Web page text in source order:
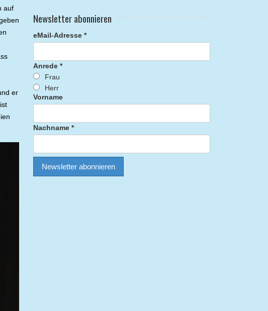
auf
er
Newsletter abonnieren
eMail-Adresse *
Anrede *
Frau
Herr
Vorname
Nachname *